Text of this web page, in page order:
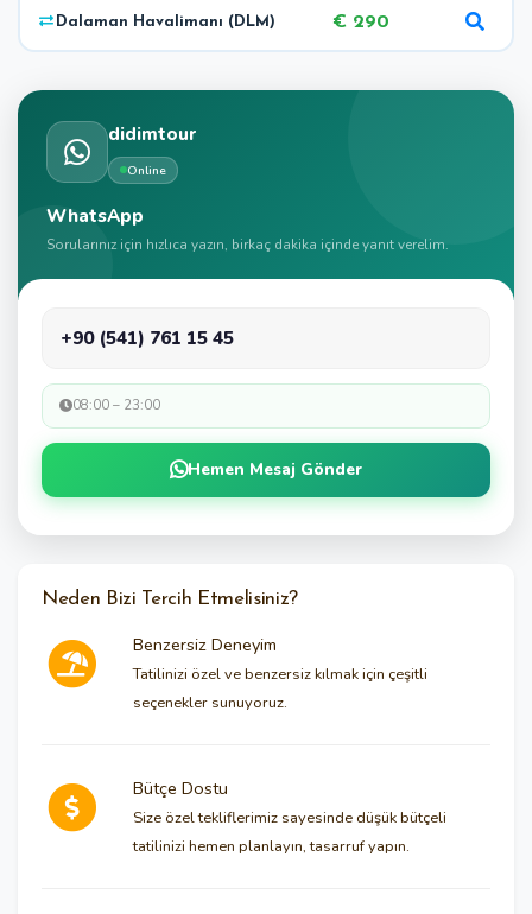
Dalaman Havalimanı (DLM) € 290
didimtour
Online
WhatsApp
Sorularınız için hızlıca yazın, birkaç dakika içinde yanıt verelim.
+90 (541) 761 15 45
08:00 – 23:00
Hemen Mesaj Gönder
Neden Bizi Tercih Etmelisiniz?
Benzersiz Deneyim
Tatilinizi özel ve benzersiz kılmak için çeşitli
seçenekler sunuyoruz.
Bütçe Dostu
Size özel tekliflerimiz sayesinde düşük bütçeli
tatilinizi hemen planlayın, tasarruf yapın.